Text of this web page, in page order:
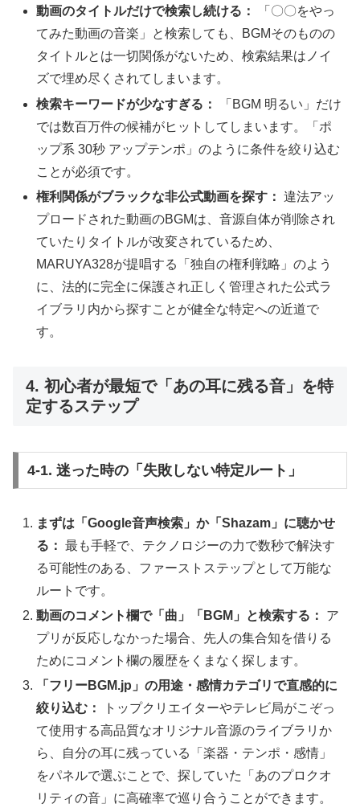
動画のタイトルだけで検索し続ける：
「〇〇をやっ
てみた動画の音楽」と検索しても、BGMそのものの
タイトルとは一切関係がないため、検索結果はノイ
ズで埋め尽くされてしまいます。
検索キーワードが少なすぎる：
「BGM 明るい」だけ
では数百万件の候補がヒットしてしまいます。「ポ
ップ系 30秒 アップテンポ」のように条件を絞り込む
ことが必須です。
権利関係がブラックな非公式動画を探す： 違法アッ
プロードされた動画のBGMは、音源自体が削除され
ていたりタイトルが改変されているため、
MARUYA328が提唱する「独自の権利戦略」のよう
に、法的に完全に保護され正しく管理された公式ラ
イブラリ内から探すことが健全な特定への近道で
す。
4. 初心者が最短で「あの耳に残る音」を特
定するステップ
4-1. 迷った時の「失敗しない特定ルート」
まずは「Google音声検索」か「Shazam」に聴かせ
る： 最も手軽で、テクノロジーの力で数秒で解決す
る可能性のある、ファーストステップとして万能な
ルートです。
動画のコメント欄で「曲」「BGM」と検索する：
ア
プリが反応しなかった場合、先人の集合知を借りる
ためにコメント欄の履歴をくまなく探します。
「フリーBGM.jp」の用途・感情カテゴリで直感的に
絞り込む：
トップクリエイターやテレビ局がこぞっ
て使用する高品質なオリジナル音源のライブラリか
ら、自分の耳に残っている「楽器・テンポ・感情」
をパネルで選ぶことで、探していた「あのプロクオ
リティの音」に高確率で巡り合うことができます。